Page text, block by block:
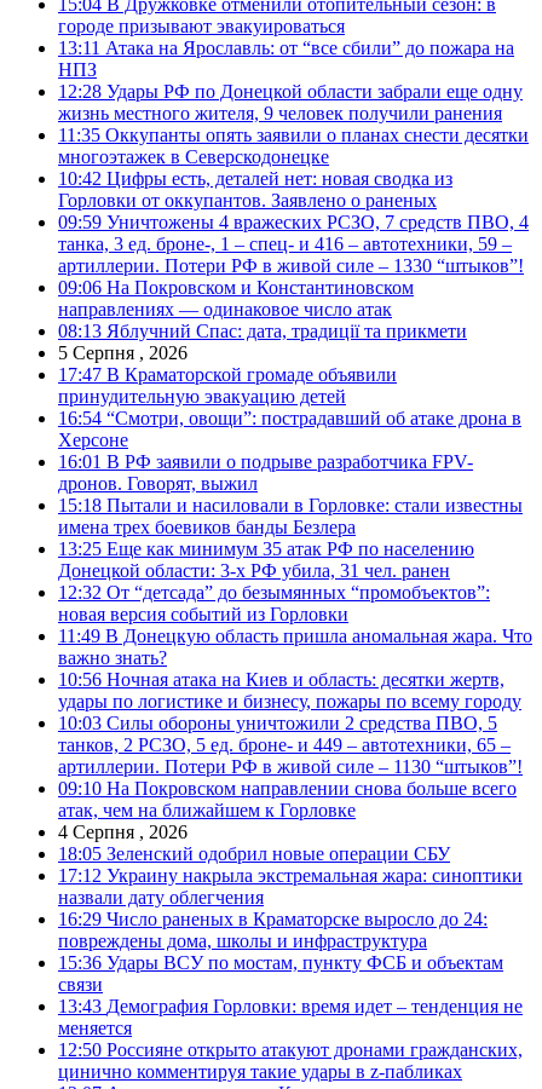
городе призывают эвакуироваться
13:11 Атака на Ярославль: от “все сбили” до пожара на
НПЗ
12:28 Удары РФ по Донецкой области забрали еще одну
жизнь местного жителя, 9 человек получили ранения
11:35 Оккупанты опять заявили о планах снести десятки
многоэтажек в Северскодонецке
10:42 Цифры есть, деталей нет: новая сводка из
Горловки от оккупантов. Заявлено о раненых
09:59 Уничтожены 4 вражеских РСЗО, 7 средств ПВО, 4
танка, 3 ед. броне-, 1 – спец- и 416 – автотехники, 59 –
артиллерии. Потери РФ в живой силе – 1330 “штыков”!
09:06 На Покровском и Константиновском
направлениях — одинаковое число атак
08:13 Яблучний Спас: дата, традиції та прикмети
5 Серпня , 2026
17:47 В Краматорской громаде объявили
принудительную эвакуацию детей
16:54 “Смотри, овощи”: пострадавший об атаке дрона в
Херсоне
16:01 В РФ заявили о подрыве разработчика FPV-
дронов. Говорят, выжил
15:18 Пытали и насиловали в Горловке: стали известны
имена трех боевиков банды Безлера
13:25 Еще как минимум 35 атак РФ по населению
Донецкой области: 3-х РФ убила, 31 чел. ранен
12:32 От “детсада” до безымянных “промобъектов”:
новая версия событий из Горловки
11:49 В Донецкую область пришла аномальная жара. Что
важно знать?
10:56 Ночная атака на Киев и область: десятки жертв,
удары по логистике и бизнесу, пожары по всему городу
10:03 Силы обороны уничтожили 2 средства ПВО, 5
танков, 2 РСЗО, 5 ед. броне- и 449 – автотехники, 65 –
артиллерии. Потери РФ в живой силе – 1130 “штыков”!
09:10 На Покровском направлении снова больше всего
атак, чем на ближайшем к Горловке
4 Серпня , 2026
18:05 Зеленский одобрил новые операции СБУ
17:12 Украину накрыла экстремальная жара: синоптики
назвали дату облегчения
16:29 Число раненых в Краматорске выросло до 24:
повреждены дома, школы и инфраструктура
15:36 Удары ВСУ по мостам, пункту ФСБ и объектам
связи
13:43 Демография Горловки: время идет – тенденция не
меняется
12:50 Россияне открыто атакуют дронами гражданских,
цинично комментируя такие удары в z-пабликах